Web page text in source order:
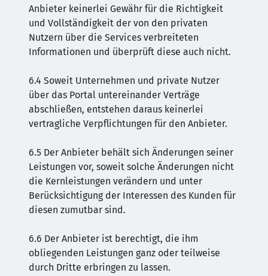
Anbieter keinerlei Gewähr für die Richtigkeit
und Vollständigkeit der von den privaten
Nutzern über die Services verbreiteten
Informationen und überprüft diese auch nicht.
6.4 Soweit Unternehmen und private Nutzer
über das Portal untereinander Verträge
abschließen, entstehen daraus keinerlei
vertragliche Verpflichtungen für den Anbieter.
6.5 Der Anbieter behält sich Änderungen seiner
Leistungen vor, soweit solche Änderungen nicht
die Kernleistungen verändern und unter
Berücksichtigung der Interessen des Kunden für
diesen zumutbar sind.
6.6 Der Anbieter ist berechtigt, die ihm
obliegenden Leistungen ganz oder teilweise
durch Dritte erbringen zu lassen.